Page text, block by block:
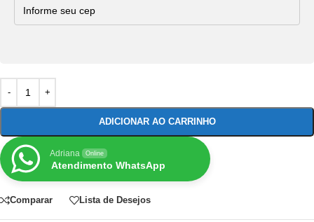
ADICIONAR AO CARRINHO
Adriana Online
Atendimento WhatsApp
Comparar Lista de Desejos